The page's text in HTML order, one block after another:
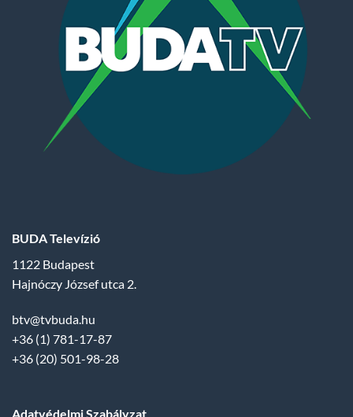
BUDA Televízió
1122 Budapest
Hajnóczy József utca 2.
btv@tvbuda.hu
+36 (1) 781-17-87
+36 (20) 501-98-28
Adatvédelmi Szabályzat